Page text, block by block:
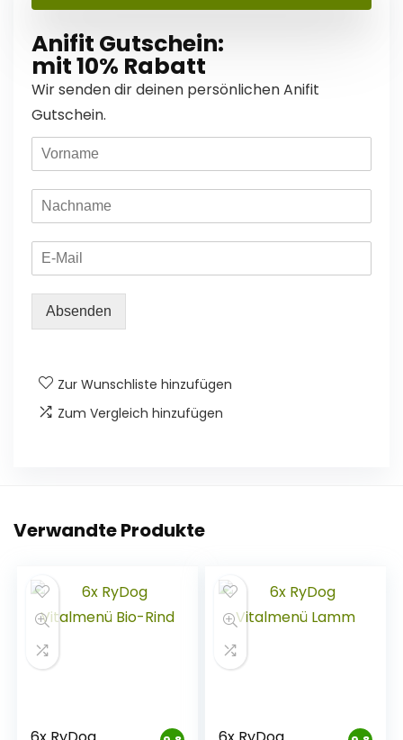
Anifit Gutschein:
mit 10% Rabatt
Wir senden dir deinen persönlichen Anifit
Gutschein.
Absenden
Zur Wunschliste hinzufügen
Zum Vergleich hinzufügen
Verwandte Produkte